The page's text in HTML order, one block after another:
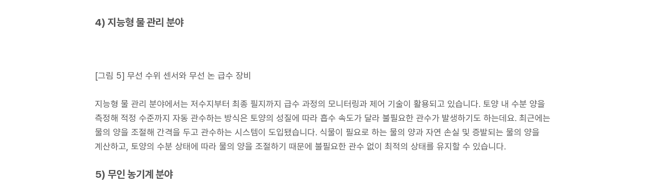
4) 지능형 물 관리 분야
[그림 5] 무선 수위 센서와 무선 논 급수 장비
지능형 물 관리 분야에서는 저수지부터 최종 필지까지 급수 과정의 모니터링과 제어 기술이 활용되고 있습니다. 토양 내 수분 양을
측정해 적정 수준까지 자동 관수하는 방식은 토양의 성질에 따라 흡수 속도가 달라 불필요한 관수가 발생하기도 하는데요. 최근에는
물의 양을 조절해 간격을 두고 관수하는 시스템이 도입됐습니다. 식물이 필요로 하는 물의 양과 자연 손실 및 증발되는 물의 양을
계산하고, 토양의 수분 상태에 따라 물의 양을 조절하기 때문에 불필요한 관수 없이 최적의 상태를 유지할 수 있습니다.
5) 무인 농기계 분야